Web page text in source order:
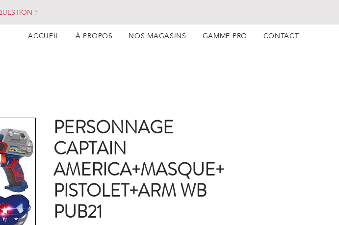
?
ACCUEIL À PROPOS NOS MAGASINS GAMME PRO CONTACT
PERSONNAGE
CAPTAIN
AMERICA+MASQUE+
PISTOLET+ARM WB
PUB21